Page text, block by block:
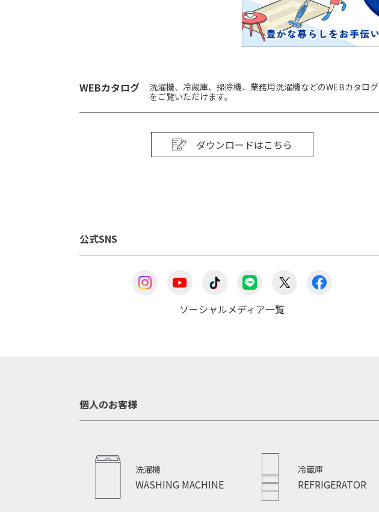
WEBカタログ
洗濯機、冷蔵庫、掃除機、業務用洗濯機などのWEBカタログ
をご覧いただけます。
ダウンロードはこちら
公式SNS
ソーシャルメディア一覧
個人のお客様
WASHING MACHINE
洗濯機
REFRIGERATOR
冷蔵庫